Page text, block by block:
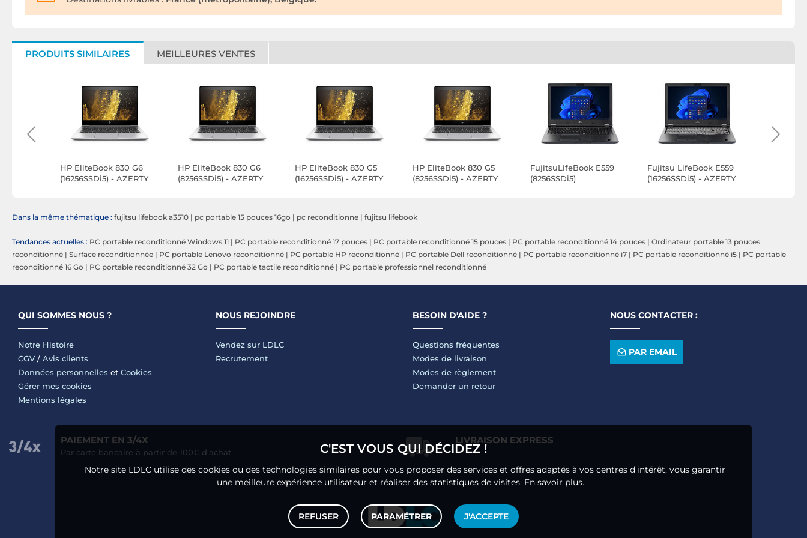
PRODUITS SIMILAIRES MEILLEURES VENTES
HP EliteBook 830 G6
(16256SSDi5) - AZERTY
HP EliteBook 830 G6
(8256SSDi5) - AZERTY
HP EliteBook 830 G5
(16256SSDi5) - AZERTY
HP EliteBook 830 G5
(8256SSDi5) - AZERTY
FujitsuLifeBook E559
(8256SSDi5)
Fujitsu LifeBook E559
(16256SSDi5) - AZERTY
Dans la même thématique : fujitsu lifebook a3510 | pc portable 15 pouces 16go | pc reconditionne | fujitsu lifebook
Tendances actuelles : PC portable reconditionné Windows 11 | PC portable reconditionné 17 pouces | PC portable reconditionné 15 pouces | PC portable reconditionné 14 pouces | Ordinateur portable 13 pouces
reconditionné | Surface reconditionnée | PC portable Lenovo reconditionné | PC portable HP reconditionné | PC portable Dell reconditionné | PC portable reconditionné i7 | PC portable reconditionné i5 | PC portable
reconditionné 16 Go | PC portable reconditionné 32 Go | PC portable tactile reconditionné | PC portable professionnel reconditionné
QUI SOMMES NOUS ?
Notre Histoire
CGV / Avis clients
Données personnelles et Cookies
Gérer mes cookies
Mentions légales
NOUS REJOINDRE
Vendez sur LDLC
Recrutement
BESOIN D'AIDE ?
Questions fréquentes
Modes de livraison
Modes de règlement
Demander un retour
NOUS CONTACTER :
PAR EMAIL
PAIEMENT EN 3/4X
Par carte bancaire à partir de 100€ d'achat.
LIVRAISON EXPRESS
C'EST VOUS QUI DÉCIDEZ !
Notre site LDLC utilise des cookies ou des technologies similaires pour vous proposer des services et offres adaptés à vos centres d’intérêt, vous garantir
une meilleure expérience utilisateur et réaliser des statistiques de visites. En savoir plus.
REFUSER PARAMÉTRER J'ACCEPTE